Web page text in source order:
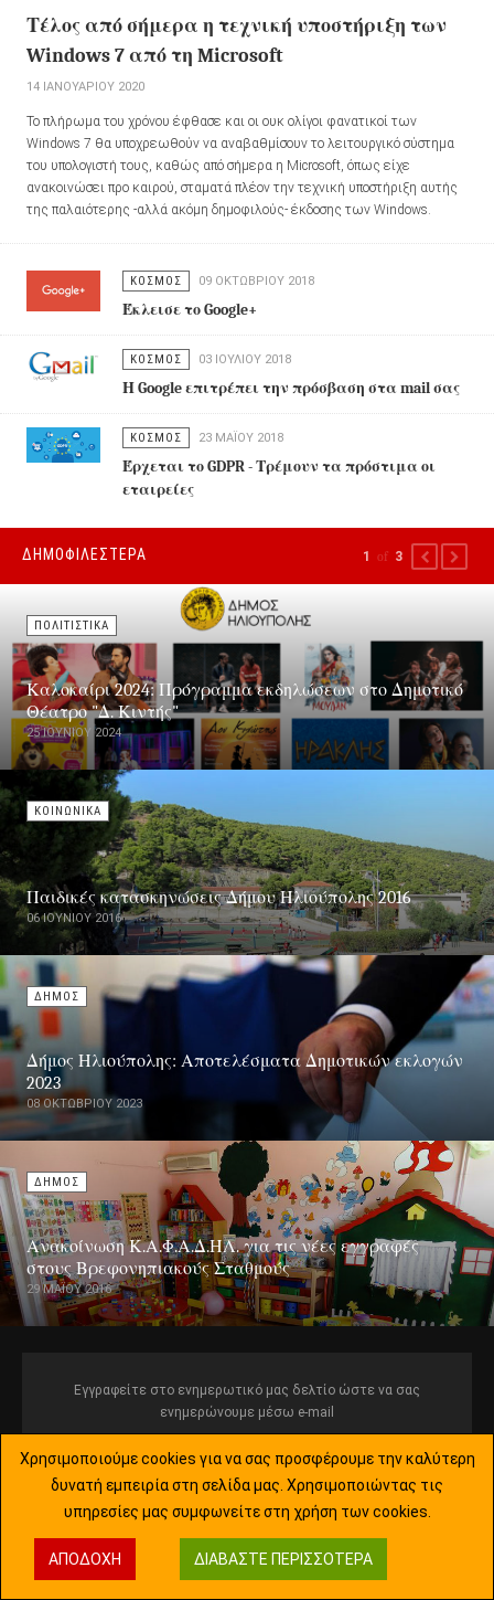
Τέλος από σήμερα η τεχνική υποστήριξη των
Windows 7 από τη Microsoft
14 ΙΑΝΟΥΑΡΊΟΥ 2020
Το πλήρωμα του χρόνου έφθασε και οι ουκ ολίγοι φανατικοί των
Windows 7 θα υποχρεωθούν να αναβαθμίσουν το λειτουργικό σύστημα
του υπολογιστή τους, καθώς από σήμερα η Microsoft, όπως είχε
ανακοινώσει προ καιρού, σταματά πλέον την τεχνική υποστήριξη αυτής
της παλαιότερης -αλλά ακόμη δημοφιλούς- έκδοσης των Windows.
ΚΟΣΜΟΣ 09 ΟΚΤΩΒΡΊΟΥ 2018
Έκλεισε το Google+
ΚΟΣΜΟΣ 03 ΙΟΥΛΊΟΥ 2018
Η Google επιτρέπει την πρόσβαση στα mail σας
ΚΟΣΜΟΣ 23 ΜΑΪ́ΟΥ 2018
Έρχεται το GDPR - Τρέμουν τα πρόστιμα οι
εταιρείες
ΔΗΜΟΦΙΛΕΣΤΕΡΑ
ΠΟΛΙΤΙΣΤΙΚΑ
Καλοκαίρι 2024: Πρόγραμμα εκδηλώσεων στο Δημοτικό
Θέατρο "Δ. Κιντής"
25 ΙΟΥΝΊΟΥ 2024
ΚΟΙΝΩΝΙΚΑ
Παιδικές κατασκηνώσεις Δήμου Ηλιούπολης 2016
06 ΙΟΥΝΊΟΥ 2016
ΔΗΜΟΣ
Δήμος Ηλιούπολης: Αποτελέσματα Δημοτικών εκλογών
2023
08 ΟΚΤΩΒΡΊΟΥ 2023
ΔΗΜΟΣ
Ανακοίνωση Κ.Α.Φ.Α.Δ.ΗΛ. για τις νέες εγγραφές
στους Βρεφονηπιακούς Σταθμούς
29 ΜΑΪ́ΟΥ 2016
1 of 3 PREVIOUS
NEXT
Εγγραφείτε στο ενημερωτικό μας δελτίο ώστε να σας
ενημερώνουμε μέσω e-mail
Όροι και Προϋποθέσεις
Χρησιμοποιούμε cookies για να σας προσφέρουμε την καλύτερη
δυνατή εμπειρία στη σελίδα μας. Χρησιμοποιώντας τις
υπηρεσίες μας συμφωνείτε στη χρήση των cookies.
ΑΠΟΔΟΧΉ ΔΙΑΒΆΣΤΕ ΠΕΡΙΣΣΌΤΕΡΑ